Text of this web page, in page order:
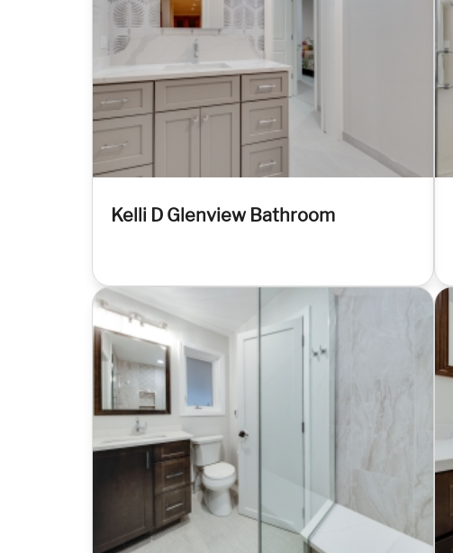
Kelli D Glenview Bathroom